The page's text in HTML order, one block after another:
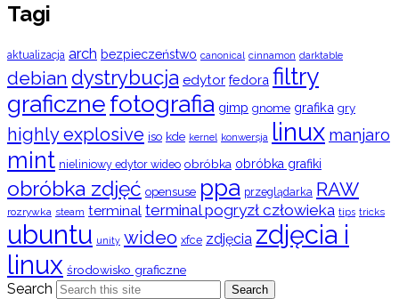
Tagi
aktualizacja arch bezpieczeństwo canonical cinnamon darktable
debian dystrybucja edytor fedora filtry
graficznefotografia gimp gnome grafika gry
highly explosive iso kde kernel konwersja linux manjaro
mint nieliniowy edytor wideo obróbka obróbka grafiki
obróbka zdjęć opensuse ppa przeglądarka RAW
rozrywka steam terminal terminal pogryzł człowieka tips tricks
ubuntu unity wideo xfce zdjęcia zdjęcia i
linux środowisko graficzne
Search Search